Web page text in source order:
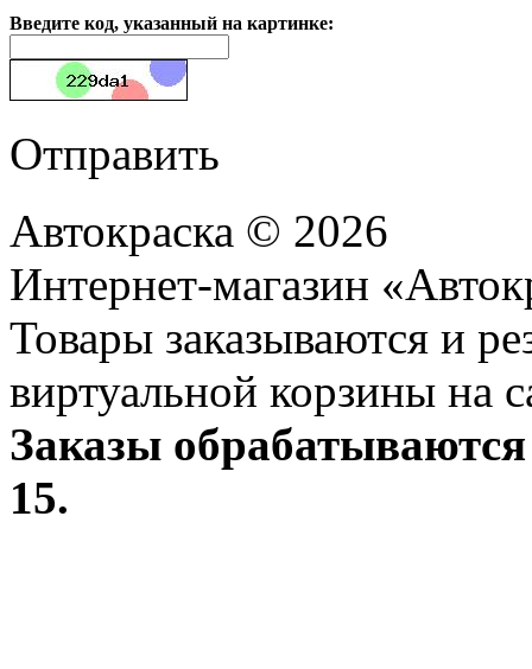
Введите код, указанный на картинке:
Отправить
Автокраска © 2026
Интернет-магазин
Товары заказываются и
виртуальной корзины на
Заказы
15.